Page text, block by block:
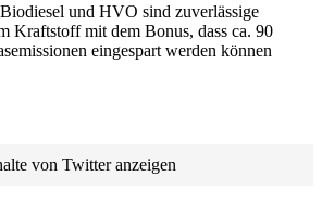
und HVO sind zuverlässige
Kraftstoff mit dem Bonus, dass ca. 90
eingespart werden können
von Twitter anzeigen